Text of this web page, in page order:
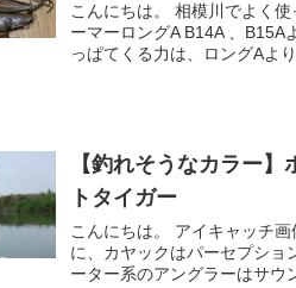
こんにちは。 相模川でよく
ーマーロングA B14A 、
っぱてくる力は、ロングAよ
【釣れそうなカラー
トタイガー
こんにちは。 アイキャッチ
に、カヤックはパーセプシ
ーター系のアングラーはサウ